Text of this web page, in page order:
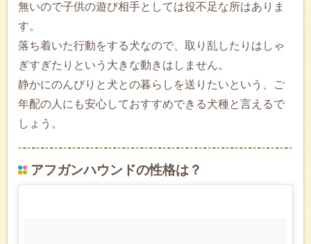
無いので子供の遊び相手としては役不足な所はありま
す。
落ち着いた行動をする犬なので、取り乱したりはしゃ
ぎすぎたりという大きな動きはしません。
静かにのんびりと犬との暮らしを送りたいという、ご
年配の人にも安心しておすすめできる犬種と言えるで
しょう。
アフガンハウンドの性格は？